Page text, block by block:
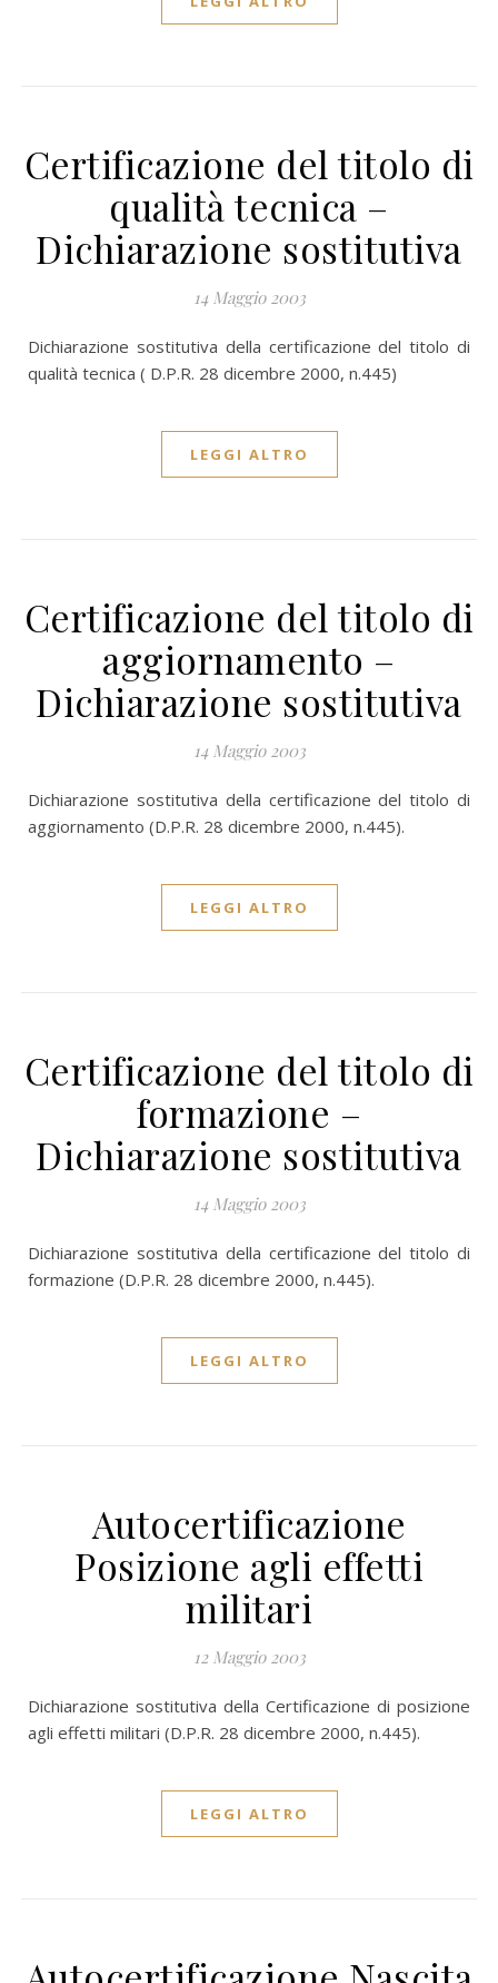
Certificazione del titolo di
qualità tecnica –
Dichiarazione sostitutiva
14 Maggio 2003
Dichiarazione sostitutiva della certificazione del titolo di
qualità tecnica ( D.P.R. 28 dicembre 2000, n.445)
LEGGI ALTRO
Certificazione del titolo di
aggiornamento –
Dichiarazione sostitutiva
14 Maggio 2003
Dichiarazione sostitutiva della certificazione del titolo di
aggiornamento (D.P.R. 28 dicembre 2000, n.445).
LEGGI ALTRO
Certificazione del titolo di
formazione –
Dichiarazione sostitutiva
14 Maggio 2003
Dichiarazione sostitutiva della certificazione del titolo di
formazione (D.P.R. 28 dicembre 2000, n.445).
LEGGI ALTRO
Autocertificazione
Posizione agli effetti
militari
12 Maggio 2003
Dichiarazione sostitutiva della Certificazione di posizione
agli effetti militari (D.P.R. 28 dicembre 2000, n.445).
LEGGI ALTRO